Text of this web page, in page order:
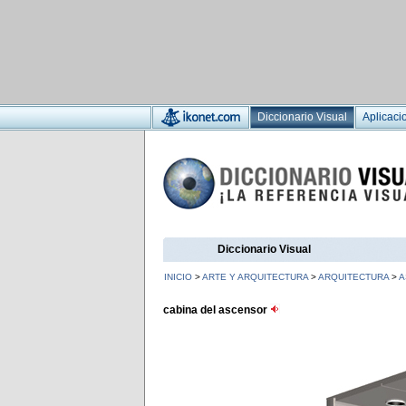
Diccionario Visual
Diccionario Visual
INICIO >ARTE Y ARQUITECTURA >ARQUITECTURA >
cabina del ascensor